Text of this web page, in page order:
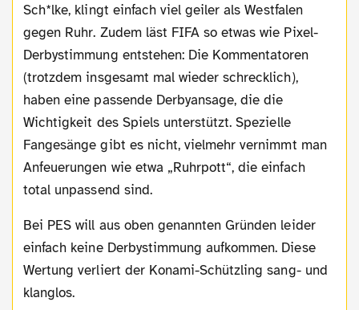
Sch*lke, klingt einfach viel geiler als Westfalen
gegen Ruhr. Zudem läst FIFA so etwas wie Pixel-
Derbystimmung entstehen: Die Kommentatoren
(trotzdem insgesamt mal wieder schrecklich),
haben eine passende Derbyansage, die die
Wichtigkeit des Spiels unterstützt. Spezielle
Fangesänge gibt es nicht, vielmehr vernimmt man
Anfeuerungen wie etwa „Ruhrpott“, die einfach
total unpassend sind.
Bei PES will aus oben genannten Gründen leider
einfach keine Derbystimmung aufkommen. Diese
Wertung verliert der Konami-Schützling sang- und
klanglos.